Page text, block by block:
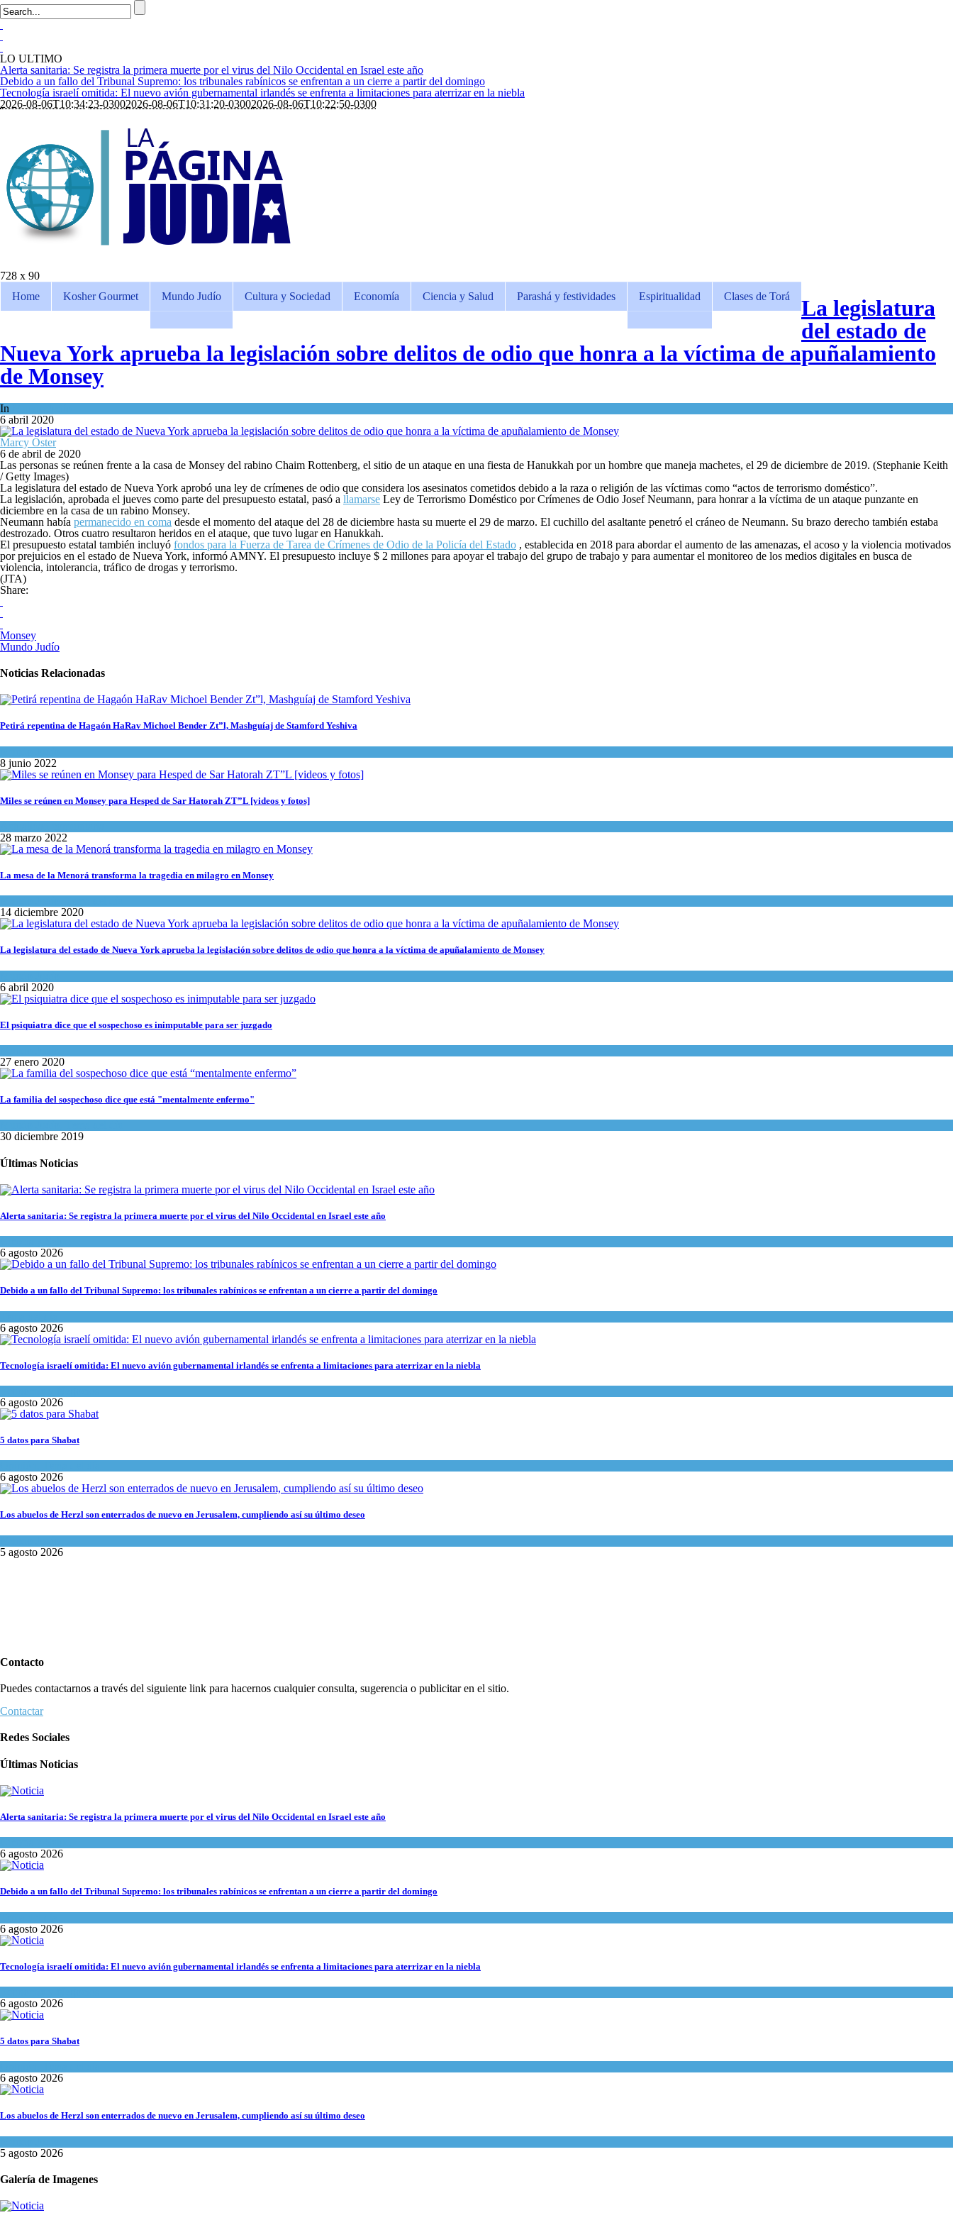
LO ULTIMO
Alerta sanitaria: Se registra la primera muerte por el virus del Nilo Occidental en Israel este año
Debido a un fallo del Tribunal Supremo: los tribunales rabínicos se enfrentan a un cierre a partir del domingo
Tecnología israelí omitida: El nuevo avión gubernamental irlandés se enfrenta a limitaciones para aterrizar en la niebla
2026-08-06T10:34:23-03002026-08-06T10:31:20-03002026-08-06T10:22:50-0300
728 x 90
Home
Kosher Gourmet Mundo Judío Cultura y Sociedad Economía Ciencia y Salud Parashá y festividades Espiritualidad Clases de Torá
La legislatura
del estado de
Nueva York aprueba la legislación sobre delitos de odio que honra a la víctima de apuñalamiento
de Monsey
In
6 abril 2020
Marcy Oster
6 de abril de 2020
Las personas se reúnen frente a la casa de Monsey del rabino Chaim Rottenberg, el sitio de un ataque en una fiesta de Hanukkah por un hombre que maneja machetes, el 29 de diciembre de 2019. (Stephanie Keith
/ Getty Images)
La legislatura del estado de Nueva York aprobó una ley de crímenes de odio que considera los asesinatos cometidos debido a la raza o religión de las víctimas como “actos de terrorismo doméstico”.
La legislación, aprobada el jueves como parte del presupuesto estatal, pasó a llamarse Ley de Terrorismo Doméstico por Crímenes de Odio Josef Neumann, para honrar a la víctima de un ataque punzante en
diciembre en la casa de un rabino Monsey.
Neumann había permanecido en coma desde el momento del ataque del 28 de diciembre hasta su muerte el 29 de marzo. El cuchillo del asaltante penetró el cráneo de Neumann. Su brazo derecho también estaba
destrozado. Otros cuatro resultaron heridos en el ataque, que tuvo lugar en Hanukkah.
El presupuesto estatal también incluyó fondos para la Fuerza de Tarea de Crímenes de Odio de la Policía del Estado , establecida en 2018 para abordar el aumento de las amenazas, el acoso y la violencia motivados
por prejuicios en el estado de Nueva York, informó AMNY. El presupuesto incluye $ 2 millones para apoyar el trabajo del grupo de trabajo y para aumentar el monitoreo de los medios digitales en busca de
violencia, intolerancia, tráfico de drogas y terrorismo.
(JTA)
Share:
Monsey
Mundo Judío
Noticias Relacionadas
Petirá repentina de Hagaón HaRav Michoel Bender Zt”l, Mashguíaj de Stamford Yeshiva
8 junio 2022
Miles se reúnen en Monsey para Hesped de Sar Hatorah ZT”L [videos y fotos]
28 marzo 2022
La mesa de la Menorá transforma la tragedia en milagro en Monsey
14 diciembre 2020
La legislatura del estado de Nueva York aprueba la legislación sobre delitos de odio que honra a la víctima de apuñalamiento de Monsey
6 abril 2020
El psiquiatra dice que el sospechoso es inimputable para ser juzgado
27 enero 2020
La familia del sospechoso dice que está "mentalmente enfermo"
30 diciembre 2019
Últimas Noticias
Alerta sanitaria: Se registra la primera muerte por el virus del Nilo Occidental en Israel este año
6 agosto 2026
Debido a un fallo del Tribunal Supremo: los tribunales rabínicos se enfrentan a un cierre a partir del domingo
6 agosto 2026
Tecnología israelí omitida: El nuevo avión gubernamental irlandés se enfrenta a limitaciones para aterrizar en la niebla
6 agosto 2026
5 datos para Shabat
6 agosto 2026
Los abuelos de Herzl son enterrados de nuevo en Jerusalem, cumpliendo así su último deseo
5 agosto 2026
Contacto
Puedes contactarnos a través del siguiente link para hacernos cualquier consulta, sugerencia o publicitar en el sitio.
Contactar
Redes Sociales
Últimas Noticias
Alerta sanitaria: Se registra la primera muerte por el virus del Nilo Occidental en Israel este año
6 agosto 2026
Debido a un fallo del Tribunal Supremo: los tribunales rabínicos se enfrentan a un cierre a partir del domingo
6 agosto 2026
Tecnología israelí omitida: El nuevo avión gubernamental irlandés se enfrenta a limitaciones para aterrizar en la niebla
6 agosto 2026
5 datos para Shabat
6 agosto 2026
Los abuelos de Herzl son enterrados de nuevo en Jerusalem, cumpliendo así su último deseo
5 agosto 2026
Galería de Imagenes